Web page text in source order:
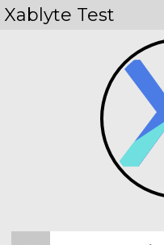
Xablyte Test